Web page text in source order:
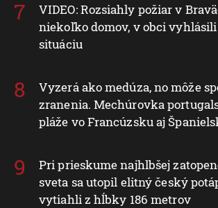
VIDEO: Rozsiahly požiar v
niekoľko domov, v obci
situáciu
Vyzerá ako medúza, no môže
zranenia. Mechúrovka
pláže vo Francúzsku aj
Pri prieskume najhlbšej
sveta sa utopil elitný český
vytiahli z hĺbky 186 metrov